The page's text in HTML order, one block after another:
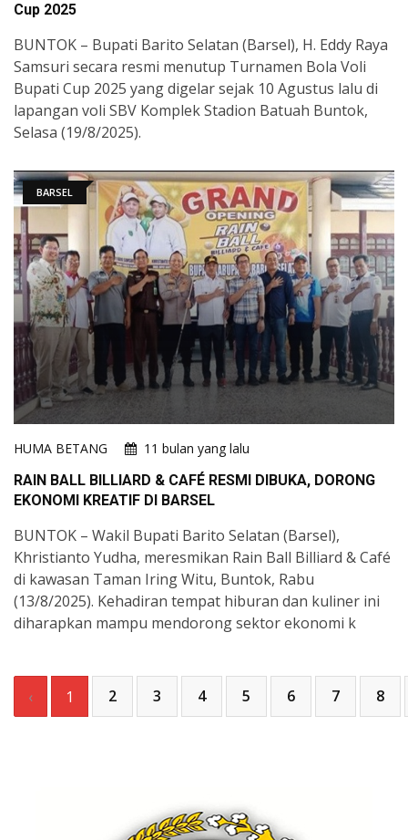
Cup 2025
BUNTOK – Bupati Barito Selatan (Barsel), H. Eddy Raya
Samsuri secara resmi menutup Turnamen Bola Voli
Bupati Cup 2025 yang digelar sejak 10 Agustus lalu di
lapangan voli SBV Komplek Stadion Batuah Buntok,
Selasa (19/8/2025).
BARSEL
HUMA BETANG
11 bulan yang lalu
RAIN BALL BILLIARD & CAFÉ RESMI DIBUKA, DORONG
EKONOMI KREATIF DI BARSEL
BUNTOK – Wakil Bupati Barito Selatan (Barsel),
Khristianto Yudha, meresmikan Rain Ball Billiard & Café
di kawasan Taman Iring Witu, Buntok, Rabu
(13/8/2025). Kehadiran tempat hiburan dan kuliner ini
diharapkan mampu mendorong sektor ekonomi k
‹ 1 2 3 4 5 6 7 8